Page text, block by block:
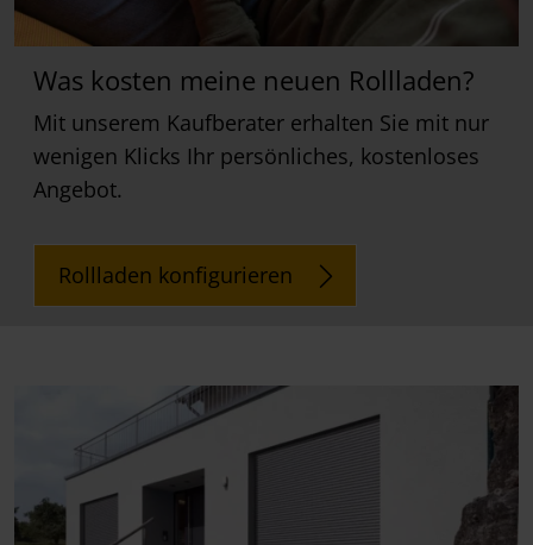
Was kosten meine neuen Rollladen?
Mit unserem Kaufberater erhalten Sie mit nur
wenigen Klicks Ihr persönliches, kostenloses
Angebot.
Rollladen konfigurieren